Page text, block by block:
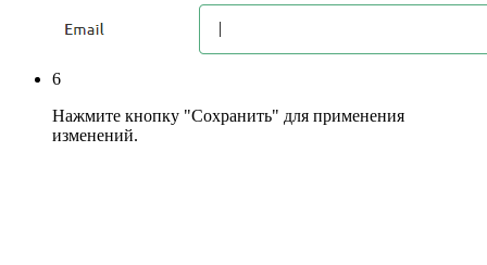
6
Нажмите кнопку "Сохранить" для применения
изменений.